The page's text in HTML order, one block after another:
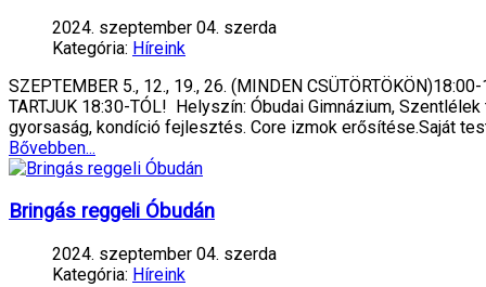
2024. szeptember 04. szerda
Kategória: Híreink
SZEPTEMBER 5., 12., 19., 26. (MINDEN
TARTJUK 18:30-TÓL! Helyszín: Óbudai Gimnázium,
gyorsaság, kondíció fejlesztés. Core izmok erősítése.Saját
Bővebben...
Bringás reggeli Óbudán
2024. szeptember 04. szerda
Kategória: Híreink